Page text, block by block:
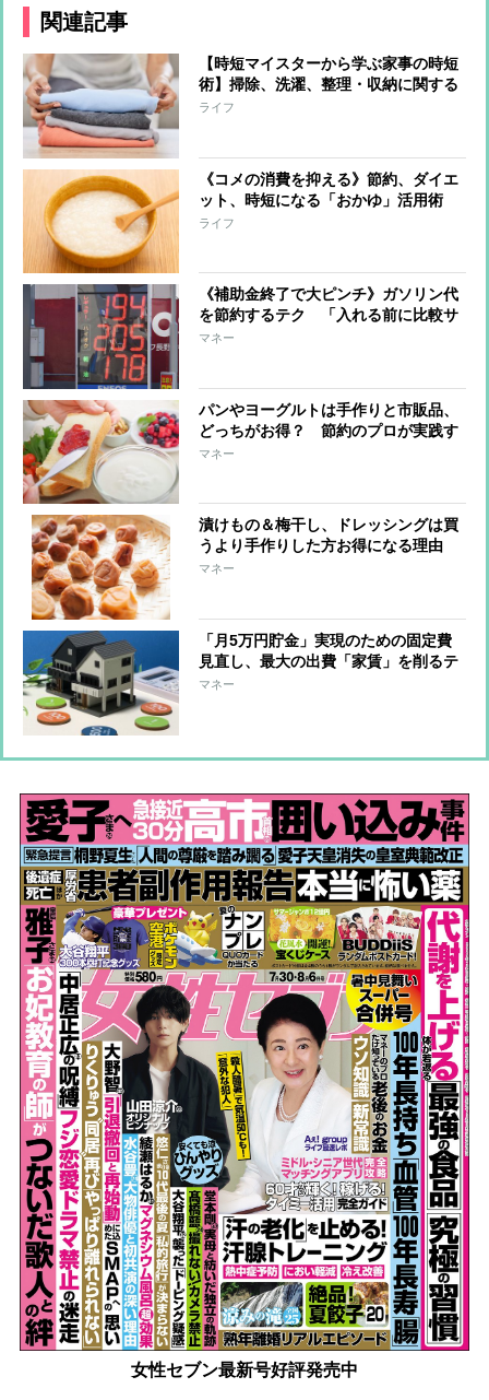
関連記事
【時短マイスターから学ぶ家事の時短
術】掃除、洗濯、整理・収納に関する
ワザ「Tシャツを4秒でたたむ方法」
ライフ
《コメの消費を抑える》節約、ダイエ
ット、時短になる「おかゆ」活用術
「少量でお腹いっぱいに」「体が温ま
ライフ
《補助金終了で大ピンチ》ガソリン代
を節約するテク 「入れる前に比較サ
イト活用」「エコドライブで燃費の向
マネー
パンやヨーグルトは手作りと市販品、
どっちがお得？ 節約のプロが実践す
るホームベーカリーやヨーグルトメー
マネー
漬けもの＆梅干し、ドレッシングは買
うより手作りした方お得になる理由
節約のプロ直伝のレシピも紹介
マネー
「月5万円貯金」実現のための固定費
見直し、最大の出費「家賃」を削るテ
クニック エアコン節電のカギは窓と
マネー
女性セブン最新号好評発売中